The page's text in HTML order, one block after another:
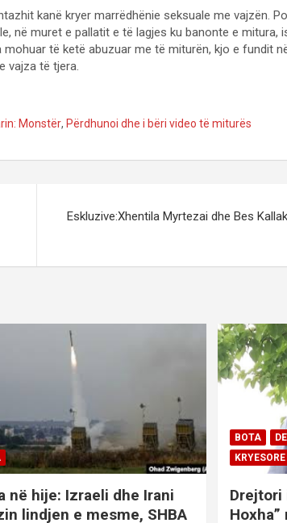
kanë kryer marrëdhënie seksuale me vajzën.
në muret e pallatit e të lagjes ku banonte e mitura,
të ketë abuzuar me të miturën, kjo e fundit
vajza të tjera.
Monstër, Përdhunoi dhe i bëri video të miturës
Eskluzive:Xhentila Myrtezai dhe Bes
në hije: Izraeli dhe Irani
lindjen e mesme, SHBA
BOTA
KRYESORE
Drejtori